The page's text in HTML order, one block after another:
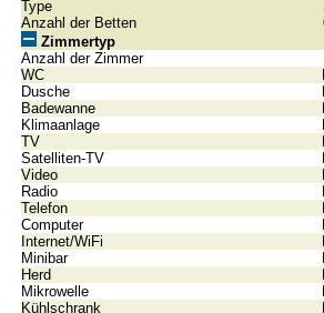
Type
Anzahl der Betten
Zimmertyp
Anzahl der Zimmer
WC
Dusche
Badewanne
Klimaanlage
TV
Satelliten-TV
Video
Radio
Telefon
Computer
Internet/WiFi
Minibar
Herd
Mikrowelle
Kühlschrank